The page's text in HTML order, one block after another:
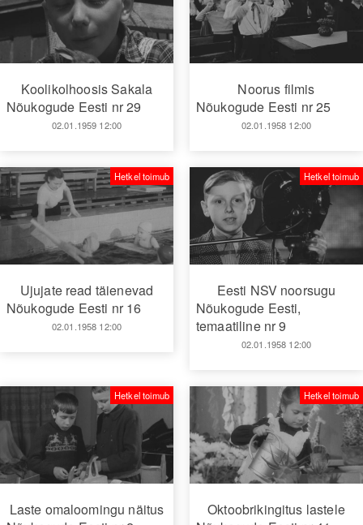
Koolikolhoosis Sakala
Nõukogude Eesti nr 29
02.01.1959 12:00
Noorus filmis
Nõukogude Eesti nr 25
02.01.1958 12:00
Ujujate read täienevad
Nõukogude Eesti nr 16
02.01.1958 12:00
Hetkel toimub
Eesti NSV noorsugu
Nõukogude Eesti,
temaatiline nr 9
02.01.1958 12:00
Hetkel toimub
Laste omaloomingu näitus
Hetkel toimub
Oktoobrikingitus lastele
Hetkel toimub